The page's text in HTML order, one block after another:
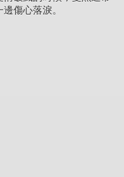
傷心落淚。